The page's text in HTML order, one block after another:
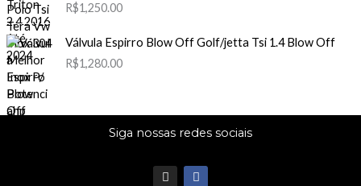
R$1,250.00
Válvula Espirro Blow Off Golf/jetta Tsi 1.4 Blow Off
R$1,280.00
Siga nossas redes sociais
I
n
F
a